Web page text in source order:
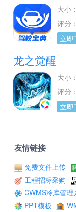
大小
评分：
立即
龙之觉醒
大小
评分：
立即
友情链接
免费文件上传
工程招标采购
CWMS冷库管理
PPT模板